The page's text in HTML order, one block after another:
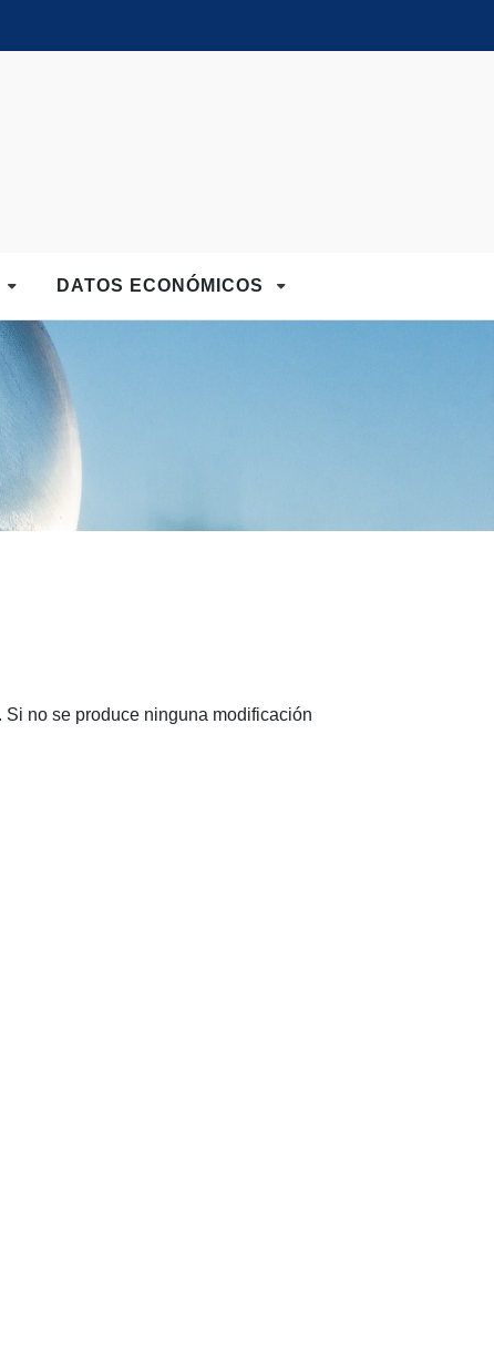
DATOS ECONÓMICOS
no se produce ninguna modificación